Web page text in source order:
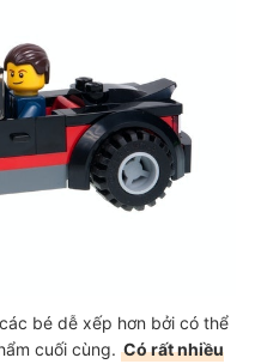
bé dễ xếp hơn bởi có thể
cuối cùng. Có rất nhiều